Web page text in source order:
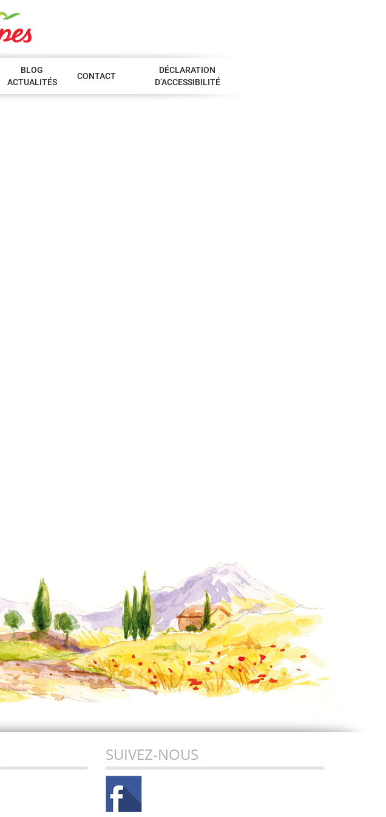
BLOG
ACTUALITÉS
CONTACT
DÉCLARATION
D’ACCESSIBILITÉ
SUIVEZ-NOUS